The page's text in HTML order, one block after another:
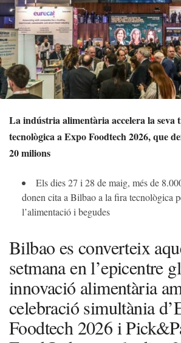
La indústria alimentària accelera la seva
tecnològica a Expo Foodtech 2026, que
20 milions
Els dies 27 i 28 de maig, més de
donen cita a Bilbao a la fira tecnològica
l’alimentació i begudes
Bilbao es converteix
setmana en l’epicentre
innovació alimentària
celebració simultània
Foodtech 2026 i